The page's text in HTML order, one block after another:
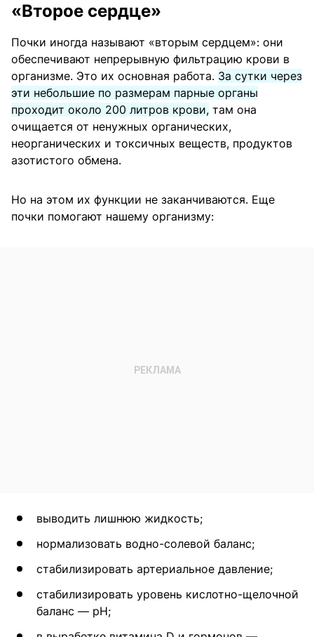
«Второе сердце»
Почки иногда называют «вторым сердцем»: они
обеспечивают непрерывную фильтрацию крови в
организме. Это их основная работа. За сутки через
эти небольшие по размерам парные органы
проходит около 200 литров крови, там она
очищается от ненужных органических,
неорганических и токсичных веществ, продуктов
азотистого обмена.
Но на этом их функции не заканчиваются. Еще
почки помогают нашему организму:
выводить лишнюю жидкость;
нормализовать водно-солевой баланс;
стабилизировать артериальное давление;
стабилизировать уровень кислотно-щелочной
баланс — pH;